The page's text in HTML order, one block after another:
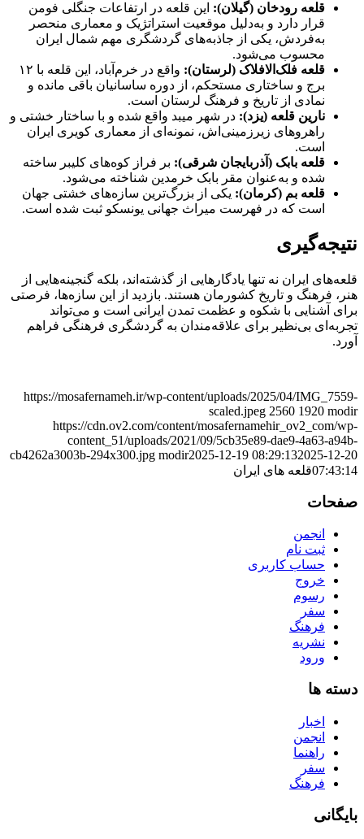
قلعه رودخان (گیلان): این قلعه در ارتفاعات جنگلی فومن
قرار دارد و به‌دلیل موقعیت استراتژیک و معماری منحصر
به‌فردش، یکی از جاذبه‌های گردشگری مهم شمال ایران
محسوب می‌شود.
قلعه فلک‌الافلاک (لرستان):
واقع در خرم‌آباد، این قلعه با ۱۲
برج و ساختاری مستحکم، از دوره ساسانیان باقی مانده و
نمادی از تاریخ و فرهنگ لرستان است.
نارین قلعه (یزد): در شهر میبد واقع شده و با ساختار خشتی و
راهروهای زیرزمینی‌اش، نمونه‌ای از معماری کویری ایران
است.
قلعه بابک (آذربایجان شرقی): بر فراز کوه‌های کلیبر ساخته
شده و به‌عنوان مقر بابک خرمدین شناخته می‌شود.
قلعه بم (کرمان): یکی از بزرگ‌ترین سازه‌های خشتی جهان
است که در فهرست میراث جهانی یونسکو ثبت شده است.
نتیجه‌گیری
قلعه‌های ایران نه تنها یادگارهایی از گذشته‌اند، بلکه گنجینه‌هایی از
هنر، فرهنگ و تاریخ کشورمان هستند. بازدید از این سازه‌ها، فرصتی
برای آشنایی با شکوه و عظمت تمدن ایرانی است و می‌تواند
تجربه‌ای بی‌نظیر برای علاقه‌مندان به گردشگری فرهنگی فراهم
آورد.
https://mosafernameh.ir/wp-content/uploads/2025/04/IMG_7559-
scaled.jpeg 2560 1920 modir
https://cdn.ov2.com/content/mosafernamehir_ov2_com/wp-
content_51/uploads/2021/09/5cb35e89-dae9-4a63-a94b-
cb4262a3003b-294x300.jpg modir2025-12-19 08:29:132025-12-20
07:43:14قلعه‌ های ایران
صفحات
انجمن
ثبت نام
حساب کاربری
خروج
رسوم
سفر
فرهنگ
نشریه
ورود
دسته ها
اخبار
انجمن
راهنما
سفر
فرهنگ
بایگانی